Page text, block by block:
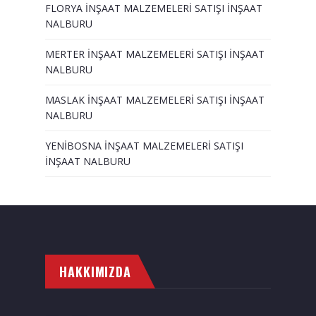
FLORYA İNŞAAT MALZEMELERİ SATIŞI İNŞAAT
NALBURU
MERTER İNŞAAT MALZEMELERİ SATIŞI İNŞAAT
NALBURU
MASLAK İNŞAAT MALZEMELERİ SATIŞI İNŞAAT
NALBURU
YENİBOSNA İNŞAAT MALZEMELERİ SATIŞI
İNŞAAT NALBURU
HAKKIMIZDA